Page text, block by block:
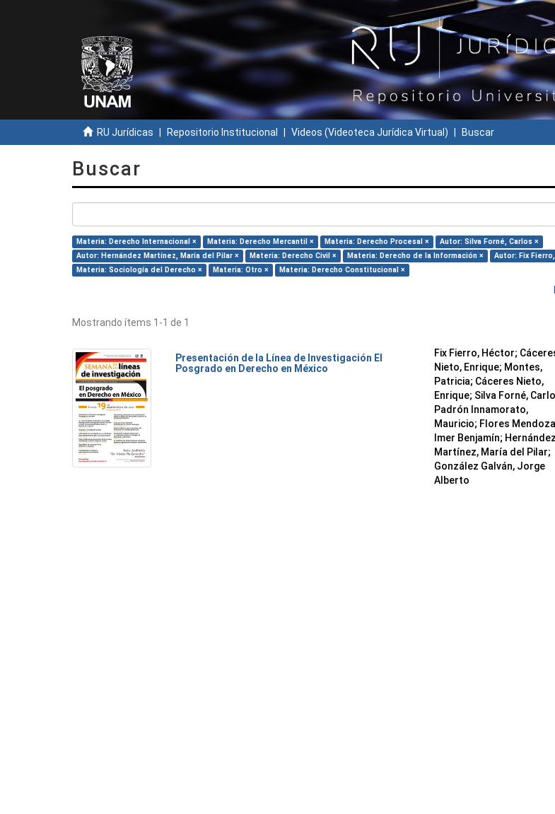
RU Jurídicas Repositorio Institucional Videos (Videoteca Jurídica Virtual) Buscar
Buscar
Materia: Derecho Internacional × Materia: Derecho Mercantil × Materia: Derecho Procesal ×
Autor: Silva Forné, Carlos ×
Autor: Hernández Martínez, María del Pilar ×
Materia: Derecho Civil × Materia: Derecho de la Información ×
Autor: Fix
Materia: Sociología del Derecho ×
Materia: Otro × Materia: Derecho Constitucional ×
Mostrando ítems 1-1 de 1
Presentación de la Línea de Investigación El
Posgrado en Derecho en México
Fix Fierro, Héctor;
Nieto, Enrique; Montes,
Patricia; Cáceres Nieto,
Enrique; Silva Forné,
Padrón Innamorato,
Mauricio; Flores
Imer Benjamín; Hernández
Martínez, María del Pilar;
González Galván, Jorge
Alberto